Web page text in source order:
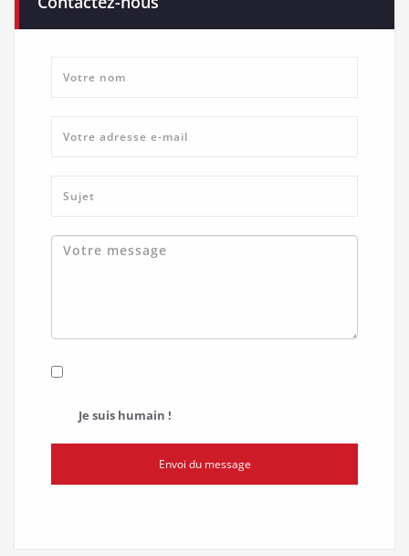
Je suis humain !
Envoi du message